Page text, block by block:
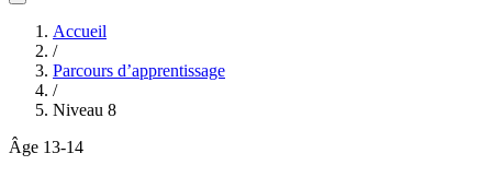
Accueil
/
Parcours d’apprentissage
/
Niveau 8
Âge 13-14